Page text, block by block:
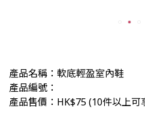
產品名稱：軟底輕盈室內鞋
產品編號：
產品售價：HK$75(10件以上可